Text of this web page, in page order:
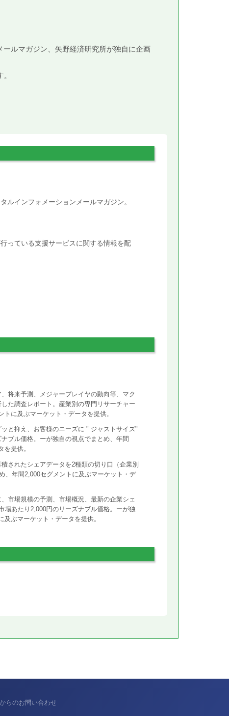
ルマガジン、矢野経済研究所が独自に企画
ルインフォメーションメールマガジン。
っている支援サービスに関する情報を配
将来予測、メジャープレイヤの動向等、マク
た調査レポート。産業別の専門リサーチャー
に及ぶマーケット・データを提供。
と抑え、お客様のニーズに " ジャストサイズ"
ブル価格。ーが独自の視点でまとめ、年間
を提供。
されたシェアデータを2種類の切り口（企業別
、年間2,000セグメントに及ぶマーケット・デ
市場規模の予測、市場概況、最新の企業シェ
場あたり2,000円のリーズナブル価格。ーが独
ぶマーケット・データを提供。
らのお問い合わせ